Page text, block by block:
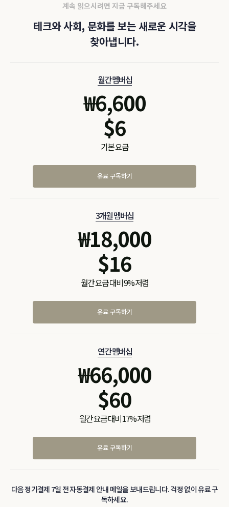
계속 읽으시려면 지금 구독해주세요
테크와 사회, 문화를 보는 새로운 시각을
찾아냅니다.
월간 멤버십
₩6,600
$6
기본 요금
유료 구독하기
3개월 멤버십
₩18,000
$16
월간 요금 대비 9% 저렴
유료 구독하기
연간 멤버십
₩66,000
$60
월간 요금 대비 17% 저렴
유료 구독하기
다음 정기결제 7일 전 자동결제 안내 메일을 보내드립니다. 걱정 없이 유료 구
독하세요.